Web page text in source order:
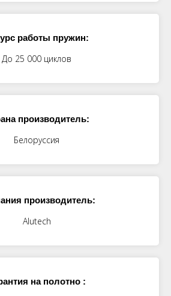
работы пружин:
До 25 000 циклов
производитель:
Белоруссия
производитель:
Alutech
на полотно :